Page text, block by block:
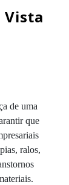
de uma
que
ralos,